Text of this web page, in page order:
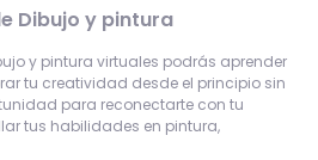
Dibujo y pintura
y pintura virtuales podrás aprender
tu creatividad desde el principio sin
para reconectarte con tu
tus habilidades en pintura,